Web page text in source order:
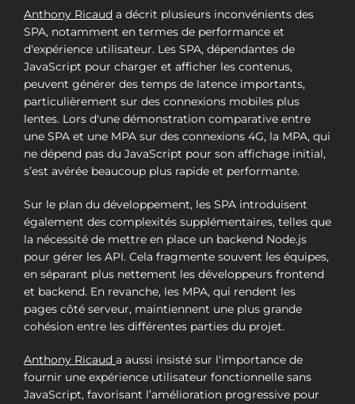
Anthony Ricaud a décrit plusieurs inconvénients des
SPA, notamment en termes de performance et
d'expérience utilisateur. Les SPA, dépendantes de
JavaScript pour charger et afficher les contenus,
peuvent générer des temps de latence importants,
particulièrement sur des connexions mobiles plus
lentes. Lors d'une démonstration comparative entre
une SPA et une MPA sur des connexions 4G, la MPA, qui
ne dépend pas du JavaScript pour son affichage initial,
s’est avérée beaucoup plus rapide et performante.
Sur le plan du développement, les SPA introduisent
également des complexités supplémentaires, telles que
la nécessité de mettre en place un backend Node.js
pour gérer les API. Cela fragmente souvent les équipes,
en séparant plus nettement les développeurs frontend
et backend. En revanche, les MPA, qui rendent les
pages côté serveur, maintiennent une plus grande
cohésion entre les différentes parties du projet.
Anthony Ricaud a aussi insisté sur l'importance de
fournir une expérience utilisateur fonctionnelle sans
JavaScript, favorisant l’amélioration progressive pour